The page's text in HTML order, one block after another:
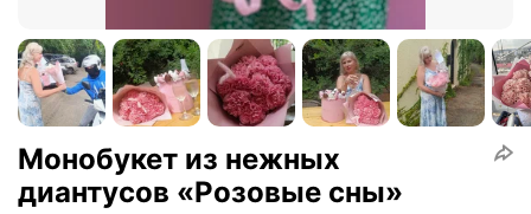
Монобукет из нежных
диантусов «Розовые сны»